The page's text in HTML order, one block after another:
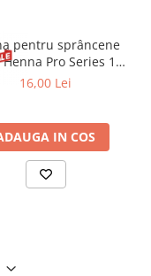
pentru sprâncene
Pro Series 15
ml
16,00 Lei
IN COS